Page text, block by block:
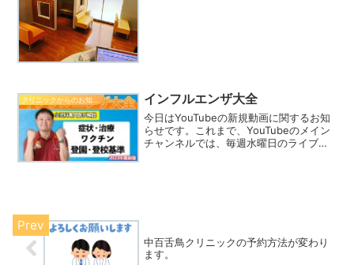
インフルエンザ大全
今日はYouTubeの新規動画に関するお知
らせです。これまで、YouTubeのメイン
チャンネルでは、毎週水曜日のライブ配
中百舌鳥クリニックの予約方法が変わり
ます。